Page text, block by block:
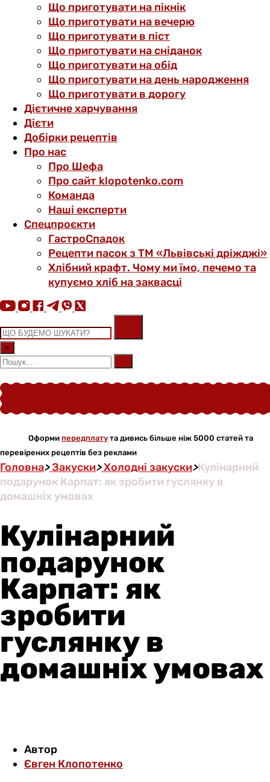
Що приготувати на пікнік
Що приготувати на вечерю
Що приготувати в піст
Що приготувати на сніданок
Що приготувати на обід
Що приготувати на день народження
Що приготувати в дорогу
Дієтичне харчування
Дієти
Добірки рецептів
Про нас
Про Шефа
Про сайт klopotenko.com
Команда
Наші експерти
Спецпроєкти
ГастроСпадок
Рецепти пасок з ТМ «Львівські дріжджі»
Хлібний крафт. Чому ми їмо, печемо та
купуємо хліб на заквасці
×
Оформи передплату та дивись більше ніж 5000 статей та
перевірених рецептів без реклами
Головна>Закуски>Холодні закуски>Кулінарний
подарунок Карпат: як зробити гуслянку в
домашніх умовах
Кулінарний
подарунок
Карпат: як
зробити
гуслянку в
домашніх умовах
Автор
Євген Клопотенко